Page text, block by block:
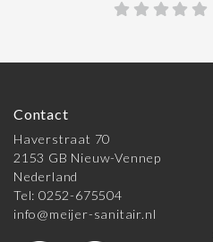
Contact
Haverstraat 70
2153 GB Nieuw-Vennep
Nederland
Tel: 0252-675504
info@meijer-sanitair.nl